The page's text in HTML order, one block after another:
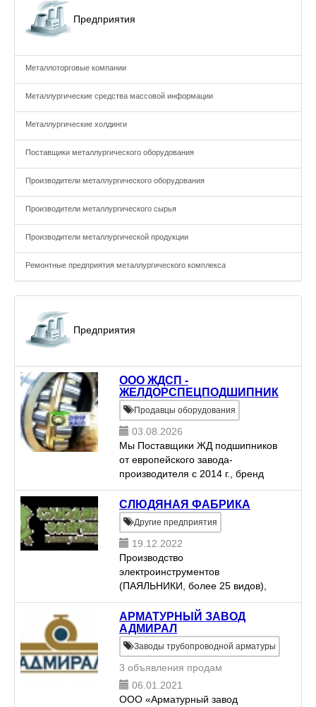
Предприятия
Металлоторговые компании
Металлургические средства массовой информации
Металлургические холдинги
Поставщики металлургического оборудования
Производители металлургического оборудования
Производители металлургического сырья
Производители металлургической продукции
Ремонтные предприятия металлургического комплекса
Предприятия
ООО ЖДСП -
ЖЕЛДОРСПЕЦПОДШИПНИК
Продавцы оборудования
03.08.2026
Мы Поставщики ЖД подшипников
от европейского завода-
производителя с 2014 г., бренд
одобрен ЖД с 2014 г. для
приводов дизеля Д49. Продукция
сертифицирована по ISO
9001:2008. Вся продуктовая
линейка пр...
СЛЮДЯНАЯ ФАБРИКА
Другие предприятия
19.12.2022
Производство
электроинструментов
(ПАЯЛЬНИКИ, более 25 видов),
электробытовых товаров
(СУШИТЕЛЬ ОБУВИ) и
комплектующих к ним
(ЭЛЕКТРОНАГРЕВАТЕЛИ
СЛЮДОПЛАСТОВЫЕ, БУМАГА
СЛЮДОПЛАСТОВАЯ и др.). Цены
про...
АРМАТУРНЫЙ ЗАВОД
АДМИРАЛ
Заводы трубопроводной арматуры
3 объявления продам
06.01.2021
ООО «Арматурный завод